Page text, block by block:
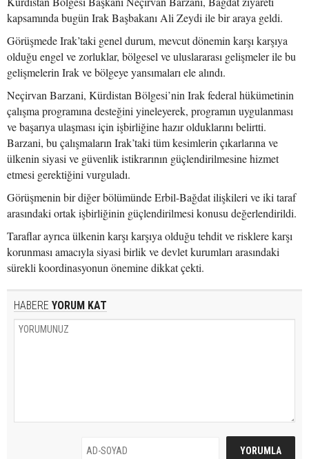
kapsamında bugün Irak Başbakanı Ali Zeydi ile bir araya geldi.
Görüşmede Irak’taki genel durum, mevcut dönemin karşı karşıya
olduğu engel ve zorluklar, bölgesel ve uluslararası gelişmeler ile bu
gelişmelerin Irak ve bölgeye yansımaları ele alındı.
Neçirvan Barzani, Kürdistan Bölgesi’nin Irak federal hükümetinin
çalışma programına desteğini yineleyerek, programın uygulanması
ve başarıya ulaşması için işbirliğine hazır olduklarını belirtti.
Barzani, bu çalışmaların Irak’taki tüm kesimlerin çıkarlarına ve
ülkenin siyasi ve güvenlik istikrarının güçlendirilmesine hizmet
etmesi gerektiğini vurguladı.
Görüşmenin bir diğer bölümünde Erbil-Bağdat ilişkileri ve iki taraf
arasındaki ortak işbirliğinin güçlendirilmesi konusu değerlendirildi.
Taraflar ayrıca ülkenin karşı karşıya olduğu tehdit ve risklere karşı
korunması amacıyla siyasi birlik ve devlet kurumları arasındaki
sürekli koordinasyonun önemine dikkat çekti.
HABERE YORUM KAT